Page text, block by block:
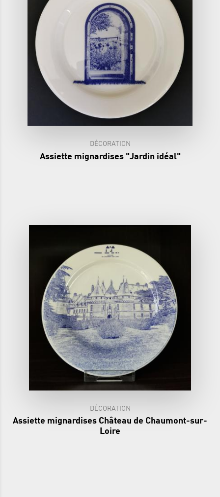
DÉCORATION
Assiette mignardises "Jardin idéal"
DÉCORATION
Assiette mignardises Château de Chaumont-sur-
Loire